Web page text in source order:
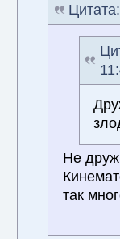
Не
так